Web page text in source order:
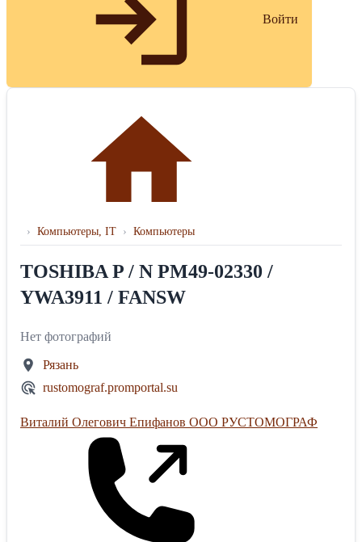
Войти
› Компьютеры, IT › Компьютеры
TOSHIBA P / N PM49-02330 /
YWA3911 / FANSW
Нет фотографий
Рязань
rustomograf.promportal.su
Виталий Олегович Епифанов ООО РУСТОМОГРАФ